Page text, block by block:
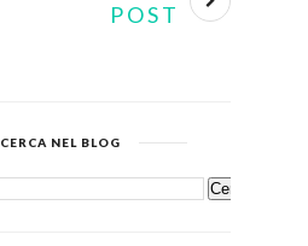
POST
CERCA NEL BLOG